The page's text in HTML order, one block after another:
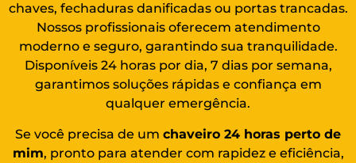
chaves, fechaduras danificadas ou portas trancadas.
Nossos profissionais oferecem atendimento
moderno e seguro, garantindo sua tranquilidade.
Disponíveis 24 horas por dia, 7 dias por semana,
garantimos soluções rápidas e confiança em
qualquer emergência.
Se você precisa de um chaveiro 24 horas perto de
mim, pronto para atender com rapidez e eficiência,